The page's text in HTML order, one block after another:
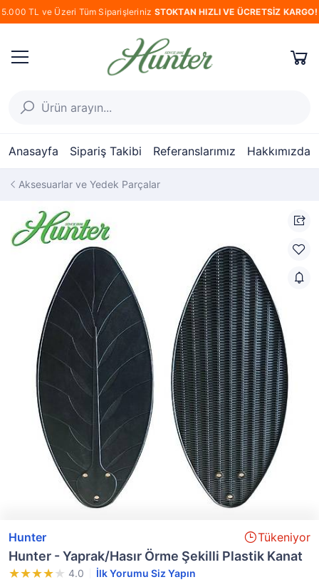
5.000 TL ve Üzeri Tüm Siparişleriniz STOKTAN HIZLI VE ÜCRETSİZ KARGO!
Anasayfa Sipariş Takibi Referanslarımız Hakkımızda
Aksesuarlar ve Yedek Parçalar
Hunter Tükeniyor
Hunter - Yaprak/Hasır Örme Şekilli Plastik Kanat
4.0 İlk Yorumu Siz Yapın